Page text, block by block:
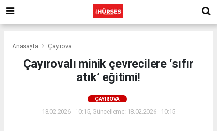
Anasayfa Çayırova
Çayırovalı minik çevrecilere ‘sıfır
atık’ eğitimi!
ÇAYIROVA
18.02.2026 - 10:15, Güncelleme: 18.02.2026 - 10:15